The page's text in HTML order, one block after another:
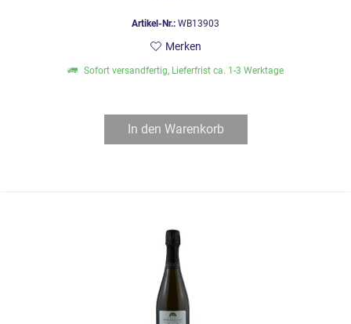
Artikel-Nr.: WB13903
Merken
Sofort versandfertig, Lieferfrist ca. 1-3 Werktage
In den Warenkorb